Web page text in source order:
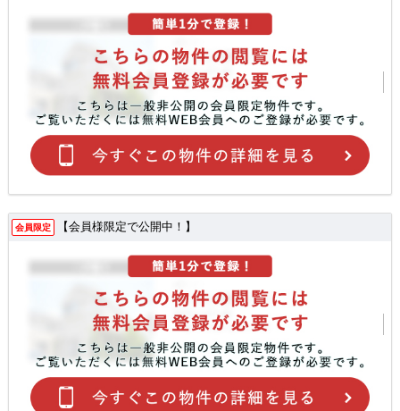
会員限定 【会員様限定で公開中！】